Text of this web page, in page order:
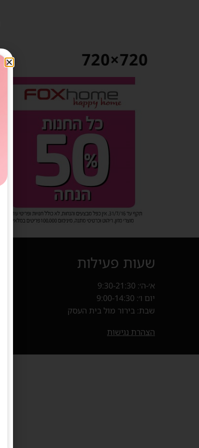
720×720
שעות פעילות
א׳-ה׳: 9:30-21:30
יום ו׳: 9:00-14:30
שבת: בירור מול בית העסק
הצהרת נגישות